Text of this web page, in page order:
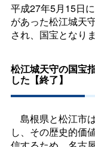
平成27年5月15日
があった松江城天
され、国宝となりま
松江城天守の国宝
した【終了】
島根県と松江市
し、その歴史的価